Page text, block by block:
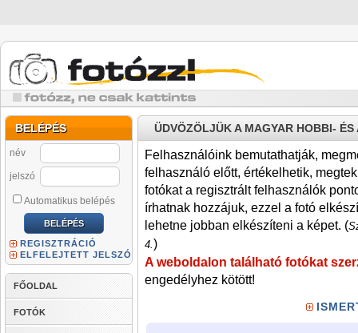
BELÉPÉS
név
jelszó
Automatikus belépés
REGISZTRÁCIÓ
ELFELEJTETT JELSZÓ
FŐOLDAL
FOTÓK
ÜDVÖZÖLJÜK A MAGYAR HOBBI-
Felhasználóink bemutathatják,
felhasználó előtt, értékelhetik,
fotókat a regisztrált felhasználók
írhatnak hozzájuk, ezzel a fotó
lehetne jobban elkészíteni a képet. (
4.)
A weboldalon található fotókat
engedélyhez kötött!